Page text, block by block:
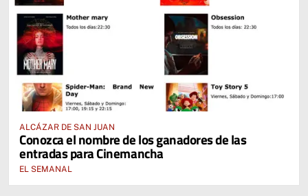
ALCÁZAR DE SAN JUAN
Conozca el nombre de los ganadores de las
entradas para Cinemancha
EL SEMANAL